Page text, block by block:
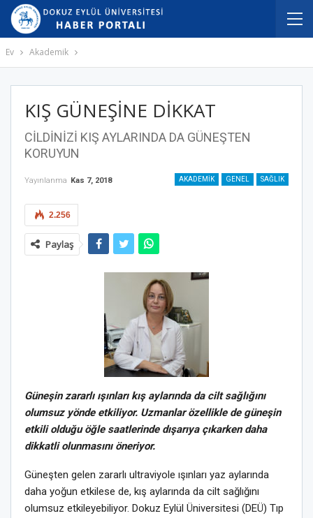
Ev Akademik
KIŞ GÜNEŞİNE DİKKAT
CİLDİNİZİ KIŞ AYLARINDA DA GÜNEŞTEN
KORUYUN
AKADEMIK GENEL SAĞLIK
Yayınlanma Kas 7, 2018
2.256
Paylaş
Güneşin zararlı ışınları kış aylarında da cilt sağlığını
olumsuz yönde etkiliyor. Uzmanlar özellikle de güneşin
etkili olduğu öğle saatlerinde dışarıya çıkarken daha
dikkatli olunmasını öneriyor.
Güneşten gelen zararlı ultraviyole ışınları yaz aylarında
daha yoğun etkilese de, kış aylarında da cilt sağlığını
olumsuz etkileyebiliyor. Dokuz Eylül Üniversitesi (DEÜ) Tıp